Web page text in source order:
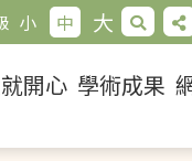
小 中 大
開心 學術成果